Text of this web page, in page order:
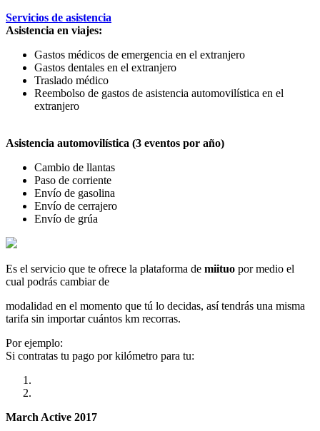
Servicios de asistencia
Asistencia en viajes:
Gastos médicos de emergencia en el extranjero
Gastos dentales en el extranjero
Traslado médico
Reembolso de gastos de asistencia automovilística en el
extranjero
Asistencia automovilística (3 eventos por año)
Cambio de llantas
Paso de corriente
Envío de gasolina
Envío de cerrajero
Envío de grúa
Es el servicio que te ofrece la plataforma de miituo por medio el
cual podrás cambiar de
modalidad en el momento que tú lo decidas, así tendrás una misma
tarifa sin importar cuántos km recorras.
Por ejemplo:
Si contratas tu pago por kilómetro para tu:
March Active 2017